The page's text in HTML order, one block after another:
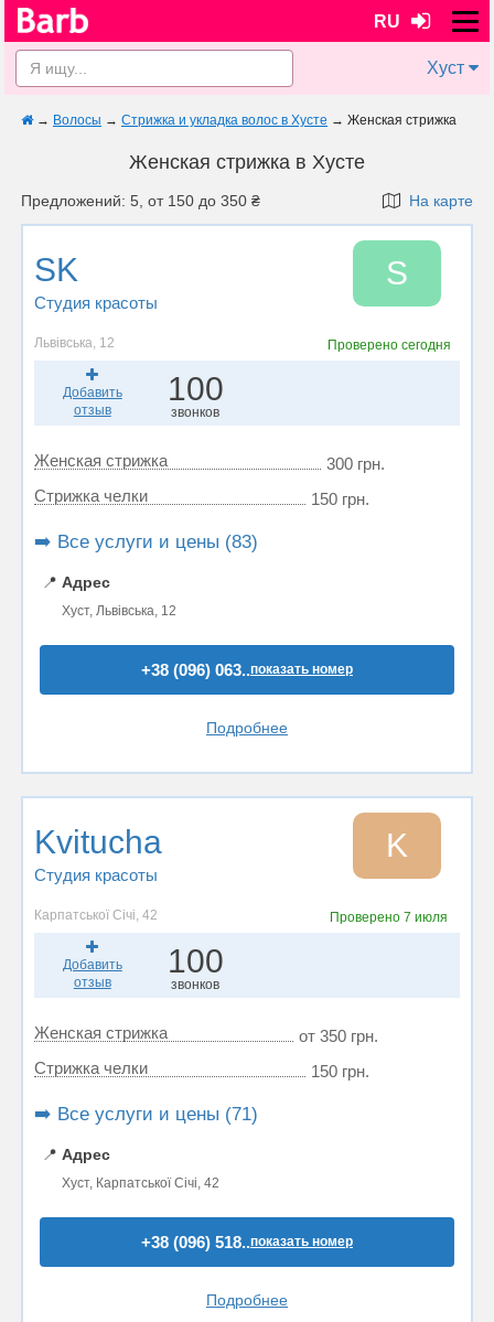
RU
Хуст
→ Волосы → Стрижка и укладка волос в Хусте → Женская стрижка
Женская стрижка в Хусте
Предложений: 5, от 150 до 350 ₴ На карте
SK
Студия красоты
S
Львівська, 12 Проверено сегодня
Добавить
отзыв
100
звонков
Женская стрижка
300 грн.
Стрижка челки
150 грн.
➡️ Все услуги и цены (83)
📍 Адрес
Хуст, Львівська, 12
+38 (096) 063..показать номер
Подробнее
Kvitucha
Студия красоты
K
Карпатської Січі, 42 Проверено7 июля
Добавить
отзыв
100
звонков
Женская стрижка
от 350 грн.
Стрижка челки
150 грн.
➡️ Все услуги и цены (71)
📍 Адрес
Хуст, Карпатської Січі, 42
+38 (096) 518..показать номер
Подробнее